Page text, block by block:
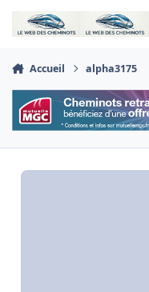
Aller au contenu
Accueil alpha3175